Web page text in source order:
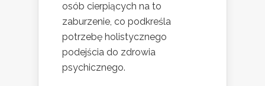
osób cierpiących na to
zaburzenie, co podkreśla
potrzebę holistycznego
podejścia do zdrowia
psychicznego.